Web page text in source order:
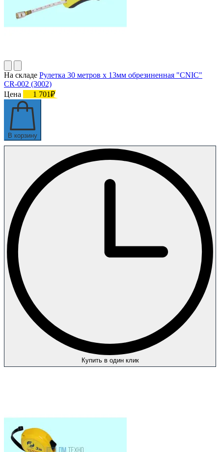
На складе Рулетка 30 метров х 13мм обрезиненная "CNIC"
CR-002 (3002)
Цена
1 701₽
В корзину
Купить в один клик